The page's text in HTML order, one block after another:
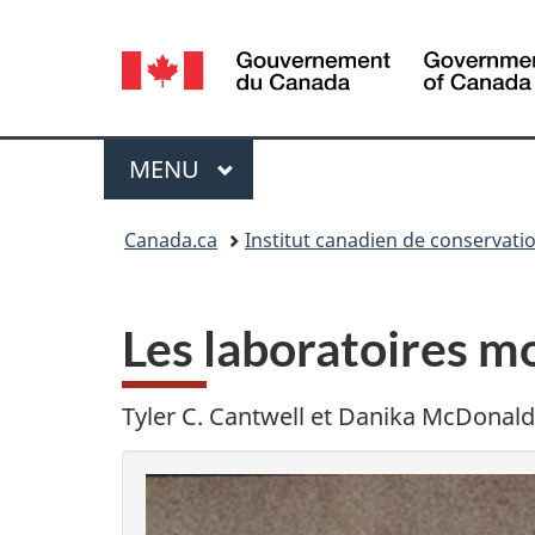
Sélection
de
la
langue
Menu
MENU PRINCIPAL
Canada.ca Institut canadien de
Les laboratoires
Tyler C. Cantwell et Danika McDonald